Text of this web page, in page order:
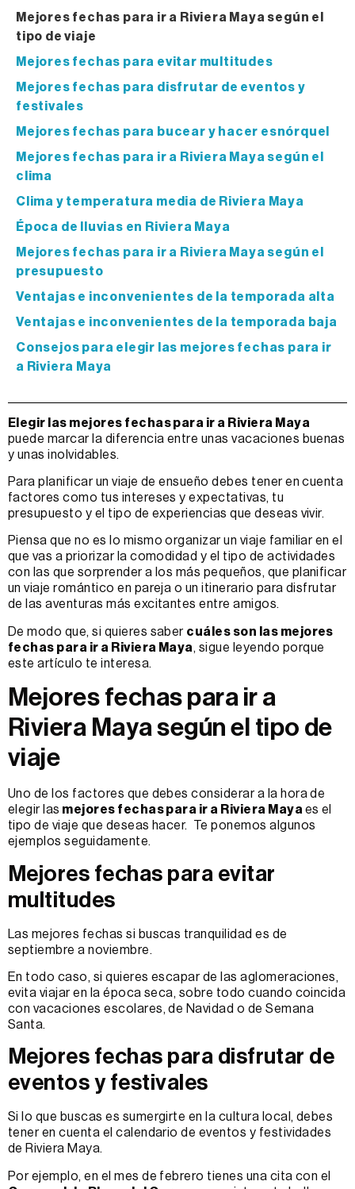
Mejores fechas para ir a Riviera Maya según el
tipo de viaje
Mejores fechas para evitar multitudes
Mejores fechas para disfrutar de eventos y
festivales
Mejores fechas para bucear y hacer esnórquel
Mejores fechas para ir a Riviera Maya según el
clima
Clima y temperatura media de Riviera Maya
Época de lluvias en Riviera Maya
Mejores fechas para ir a Riviera Maya según el
presupuesto
Ventajas e inconvenientes de la temporada alta
Ventajas e inconvenientes de la temporada baja
Consejos para elegir las mejores fechas para ir
a Riviera Maya
Elegir las mejores fechas para ir a Riviera Maya
puede marcar la diferencia entre unas vacaciones buenas
y unas inolvidables.
Para planificar un viaje de ensueño debes tener en cuenta
factores como tus intereses y expectativas, tu
presupuesto y el tipo de experiencias que deseas vivir.
Piensa que no es lo mismo organizar un viaje familiar en el
que vas a priorizar la comodidad y el tipo de actividades
con las que sorprender a los más pequeños, que planificar
un viaje romántico en pareja o un itinerario para disfrutar
de las aventuras más excitantes entre amigos.
De modo que, si quieres saber cuáles son las mejores
fechas para ir a Riviera Maya, sigue leyendo porque
este artículo te interesa.
Mejores fechas para ir a
Riviera Maya según el tipo de
viaje
Uno de los factores que debes considerar a la hora de
elegir las mejores fechas para ir a Riviera Maya es el
tipo de viaje que deseas hacer. Te ponemos algunos
ejemplos seguidamente.
Mejores fechas para evitar
multitudes
Las mejores fechas si buscas tranquilidad es de
septiembre a noviembre.
En todo caso, si quieres escapar de las aglomeraciones,
evita viajar en la época seca, sobre todo cuando coincida
con vacaciones escolares, de Navidad o de Semana
Santa.
Mejores fechas para disfrutar de
eventos y festivales
Si lo que buscas es sumergirte en la cultura local, debes
tener en cuenta el calendario de eventos y festividades
de Riviera Maya.
Por ejemplo, en el mes de febrero tienes una cita con el